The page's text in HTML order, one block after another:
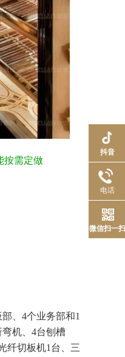
按需定做
、4个业务部和1
机、4台刨槽
纤切板机1台、三
抖音
电话
微信扫一扫